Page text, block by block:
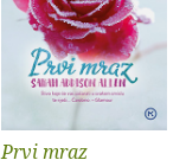
Prvi mraz